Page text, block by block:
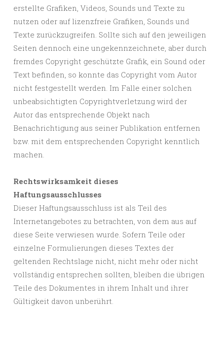
erstellte Grafiken, Videos, Sounds und Texte zu
nutzen oder auf lizenzfreie Grafiken, Sounds und
Texte zurückzugreifen. Sollte sich auf den jeweiligen
Seiten dennoch eine ungekennzeichnete, aber durch
fremdes Copyright geschützte Grafik, ein Sound oder
Text befinden, so konnte das Copyright vom Autor
nicht festgestellt werden. Im Falle einer solchen
unbeabsichtigten Copyrightverletzung wird der
Autor das entsprechende Objekt nach
Benachrichtigung aus seiner Publikation entfernen
bzw. mit dem entsprechenden Copyright kenntlich
machen.
Rechtswirksamkeit dieses
Haftungsausschlusses
Dieser Haftungsausschluss ist als Teil des
Internetangebotes zu betrachten, von dem aus auf
diese Seite verwiesen wurde. Sofern Teile oder
einzelne Formulierungen dieses Textes der
geltenden Rechtslage nicht, nicht mehr oder nicht
vollständig entsprechen sollten, bleiben die übrigen
Teile des Dokumentes in ihrem Inhalt und ihrer
Gültigkeit davon unberührt.